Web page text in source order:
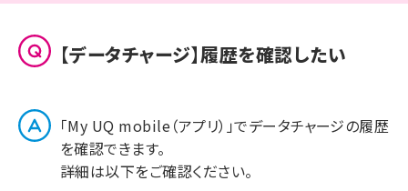
UQ mobile
【データチャージ】履歴を確認したい
「My UQ mobile（アプリ）」でデータチャージの履歴
を確認できます。
詳細は以下をご確認ください。